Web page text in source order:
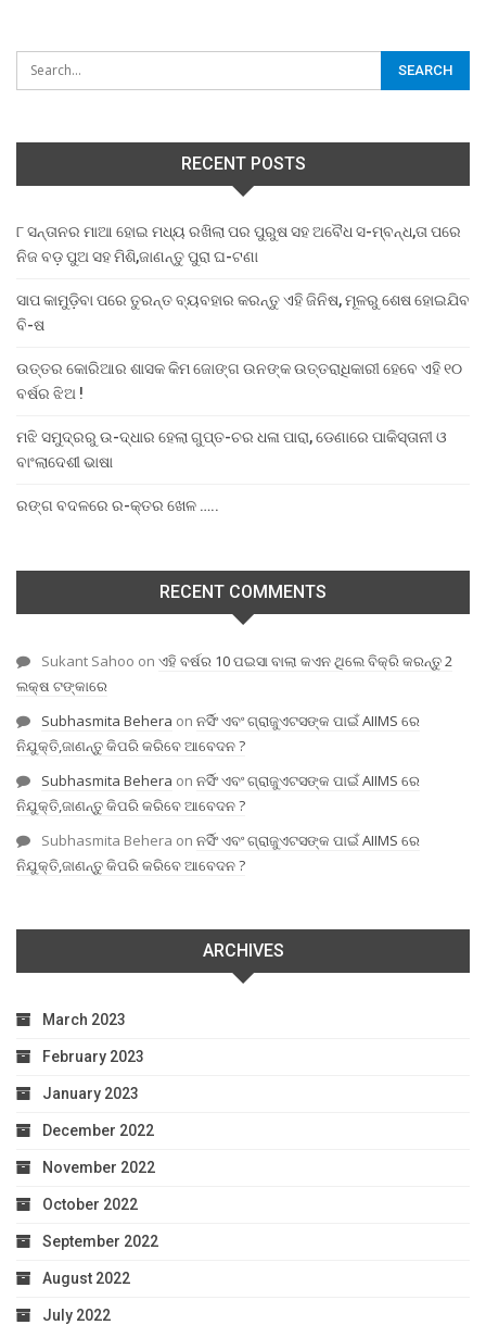
RECENT POSTS
୮ ସନ୍ତାନର ମାଆ ହୋଇ ମଧ୍ୟ ରଖିଲା ପର ପୁରୁଷ ସହ ଅବୈଧ ସ-ମ୍ବନ୍ଧ,ତା ପରେ
ନିଜ ବଡ଼ ପୁଅ ସହ ମିଶି,ଜାଣନ୍ତୁ ପୁରା ଘ-ଟଣା
ସାପ କାମୁଡ଼ିବା ପରେ ତୁରନ୍ତ ବ୍ୟବହାର କରନ୍ତୁ ଏହି ଜିନିଷ, ମୂଳରୁ ଶେଷ ହୋଇଯିବ
ବି-ଷ
ଉତ୍ତର କୋରିଆର ଶାସକ କିମ ଜୋଙ୍ଗ ଉନଙ୍କ ଉତ୍ତରାଧିକାରୀ ହେବେ ଏହି ୧୦
ବର୍ଷର ଝିଅ !
ମଝି ସମୁଦ୍ରରୁ ଉ-ଦ୍ଧାର ହେଲା ଗୁପ୍ତ-ଚର ଧଳା ପାରା, ଡେଣାରେ ପାକିସ୍ତାନୀ ଓ
ବାଂଲାଦେଶୀ ଭାଷା
ରଙ୍ଗ ବଦଳରେ ର-କ୍ତର ଖେଳ …..
RECENT COMMENTS
Sukant Sahoo on ଏହି ବର୍ଷର 10 ପଇସା ବାଲା କଏନ ଥିଲେ ବିକ୍ରି କରନ୍ତୁ 2
ଲକ୍ଷ ଟଙ୍କାରେ
Subhasmita Behera on ନର୍ସିଂ ଏବଂ ଗ୍ରାଜୁଏଟସଙ୍କ ପାଇଁ AIIMS ରେ
ନିଯୁକ୍ତି,ଜାଣନ୍ତୁ କିପରି କରିବେ ଆବେଦନ ?
Subhasmita Behera on ନର୍ସିଂ ଏବଂ ଗ୍ରାଜୁଏଟସଙ୍କ ପାଇଁ AIIMS ରେ
ନିଯୁକ୍ତି,ଜାଣନ୍ତୁ କିପରି କରିବେ ଆବେଦନ ?
Subhasmita Behera on ନର୍ସିଂ ଏବଂ ଗ୍ରାଜୁଏଟସଙ୍କ ପାଇଁ AIIMS ରେ
ନିଯୁକ୍ତି,ଜାଣନ୍ତୁ କିପରି କରିବେ ଆବେଦନ ?
ARCHIVES
March 2023
February 2023
January 2023
December 2022
November 2022
October 2022
September 2022
August 2022
July 2022